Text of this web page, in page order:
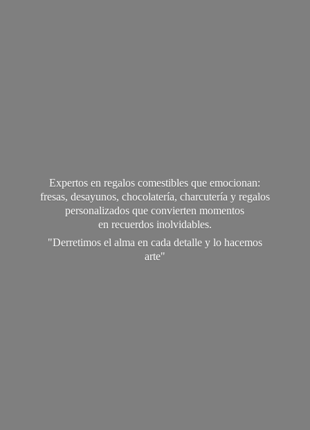
Expertos en regalos comestibles que emocionan:
fresas, desayunos, chocolatería, charcutería y regalos
personalizados que convierten momentos
en recuerdos inolvidables.
"Derretimos el alma en cada detalle y lo hacemos
arte"